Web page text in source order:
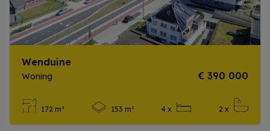
Wenduine
Woning € 390 000
172 m² 153 m² 4 x 2 x